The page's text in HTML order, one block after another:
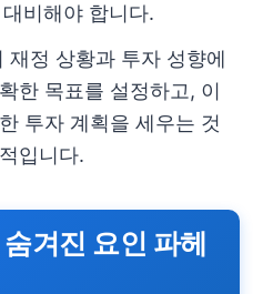
비해야 합니다.
재정 상황과 투자 성향에
한 목표를 설정하고, 이
투자 계획을 세우는 것
입니다.
겨진 요인 파헤